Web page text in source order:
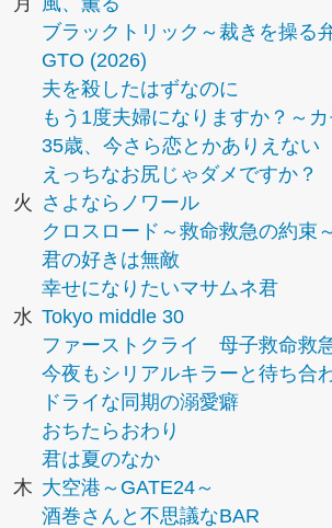
ブラックトリック～裁きを操る
GTO (2026)
夫を殺したはずなのに
もう1度夫婦になりますか？～
35歳、今さら恋とかありえない
えっちなお尻じゃダメですか？
火
さよならノワール
クロスロード～救命救急の約束～
君の好きは無敵
幸せになりたいマサムネ君
水 Tokyo middle 30
ファーストクライ 母子救命救
今夜もシリアルキラーと待ち合
ドライな同期の溺愛癖
おちたらおわり
君は夏のなか
木 大空港～GATE24～
酒巻さんと不思議なBAR